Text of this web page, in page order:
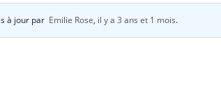
à jour par Emilie Rose, il y a 3 ans et 1 mois.